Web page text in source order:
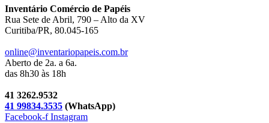
Inventário Comércio de Papéis
Rua Sete de Abril, 790 – Alto da XV
Curitiba/PR, 80.045-165
online@inventariopapeis.com.br
Aberto de 2a. a 6a.
das 8h30 às 18h
41 3262.9532
41 99834.3535 (WhatsApp)
Facebook-f Instagram